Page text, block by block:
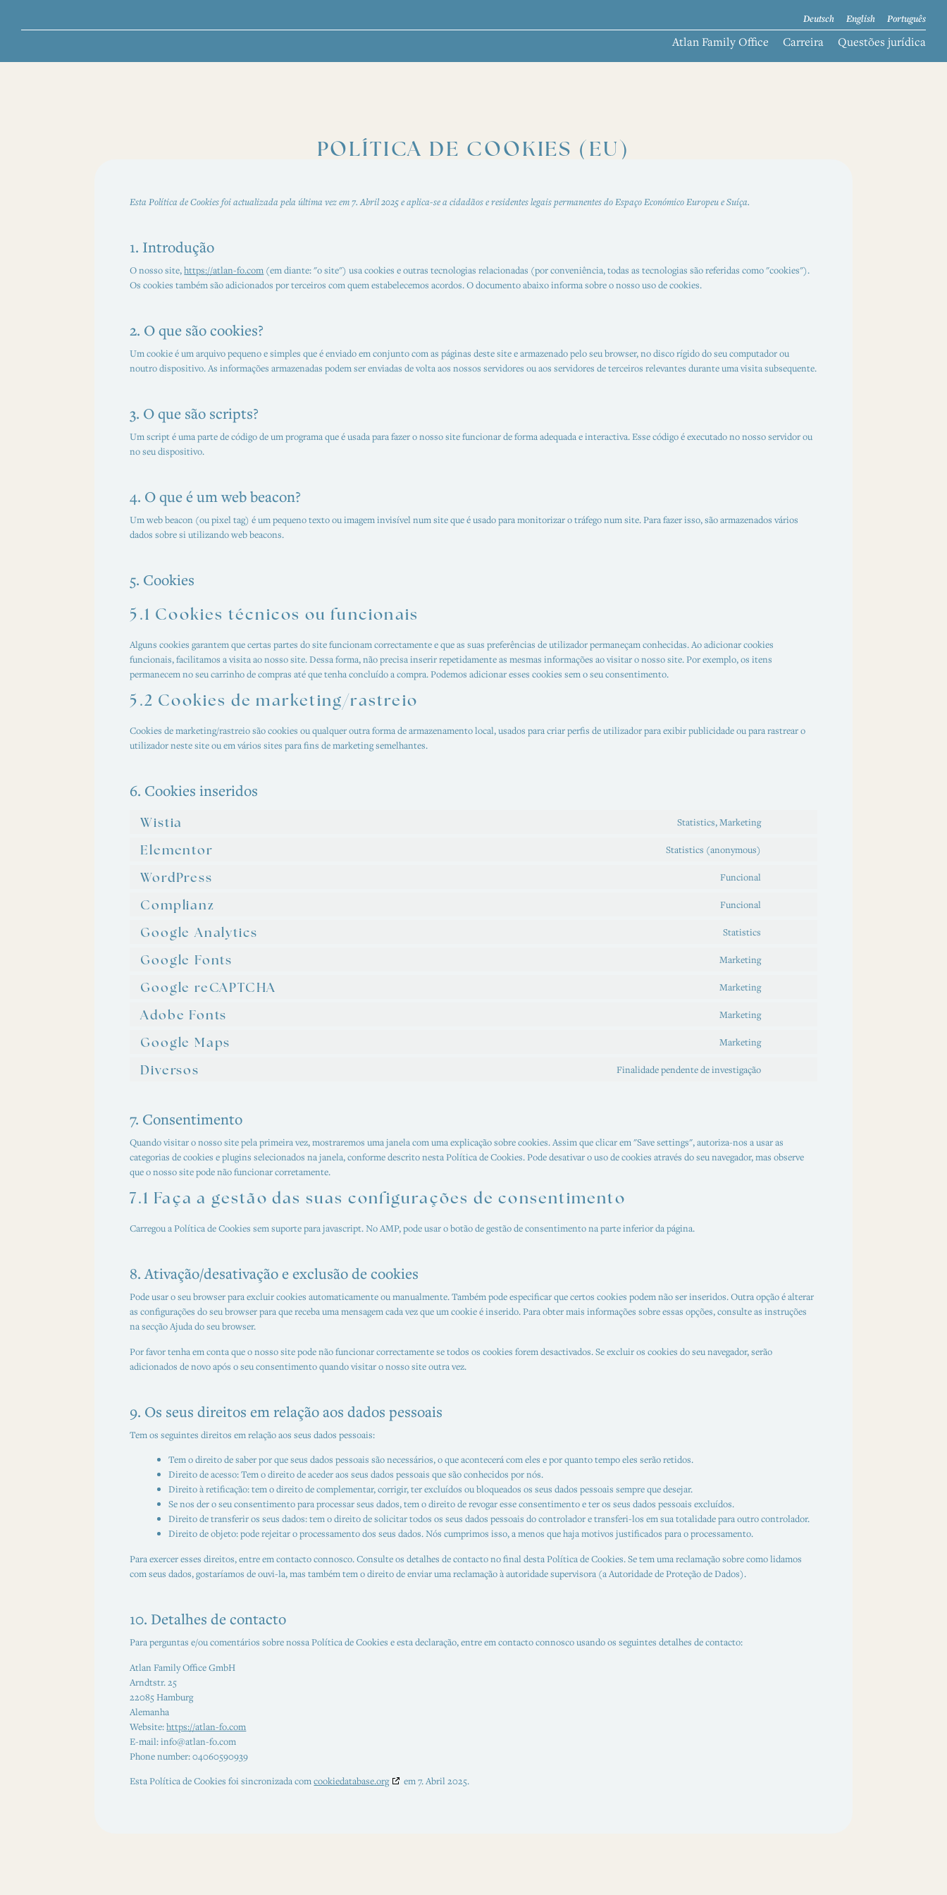
Deutsch English Português
Atlan Family Office Carreira Questões jurídica
POLÍTICA DE COOKIES (EU)
Esta Política de Cookies foi actualizada pela última vez em 7. Abril 2025 e aplica-se a cidadãos e residentes legais permanentes do Espaço Económico Europeu e Suíça.
1. Introdução
O nosso site,https://atlan-fo.com (em diante: "o site") usa cookies e outras tecnologias relacionadas (por conveniência, todas as tecnologias são referidas como "cookies").
Os cookies também são adicionados por terceiros com quem estabelecemos acordos. O documento abaixo informa sobre o nosso uso de cookies.
2. O que são cookies?
Um cookie é um arquivo pequeno e simples que é enviado em conjunto com as páginas deste site e armazenado pelo seu browser, no disco rígido do seu computador ou
noutro dispositivo. As informações armazenadas podem ser enviadas de volta aos nossos servidores ou aos servidores de terceiros relevantes durante uma visita subsequente.
3. O que são scripts?
Um script é uma parte de código de um programa que é usada para fazer o nosso site funcionar de forma adequada e interactiva. Esse código é executado no nosso servidor ou
no seu dispositivo.
4. O que é um web beacon?
Um web beacon (ou pixel tag) é um pequeno texto ou imagem invisível num site que é usado para monitorizar o tráfego num site. Para fazer isso, são armazenados vários
dados sobre si utilizando web beacons.
5. Cookies
5.1 Cookies técnicos ou funcionais
Alguns cookies garantem que certas partes do site funcionam correctamente e que as suas preferências de utilizador permaneçam conhecidas. Ao adicionar cookies
funcionais, facilitamos a visita ao nosso site. Dessa forma, não precisa inserir repetidamente as mesmas informações ao visitar o nosso site. Por exemplo, os itens
permanecem no seu carrinho de compras até que tenha concluído a compra. Podemos adicionar esses cookies sem o seu consentimento.
5.2 Cookies de marketing/rastreio
Cookies de marketing/rastreio são cookies ou qualquer outra forma de armazenamento local, usados para criar perfis de utilizador para exibir publicidade ou para rastrear o
utilizador neste site ou em vários sites para fins de marketing semelhantes.
6. Cookies inseridos
Wistia Statistics, Marketing
Elementor Statistics (anonymous)
WordPress Funcional
Complianz Funcional
Google Analytics Statistics
Google Fonts Marketing
Google reCAPTCHA Marketing
Adobe Fonts Marketing
Google Maps Marketing
Diversos Finalidade pendente de investigação
7. Consentimento
Quando visitar o nosso site pela primeira vez, mostraremos uma janela com uma explicação sobre cookies. Assim que clicar em "Save settings", autoriza-nos a usar as
categorias de cookies e plugins selecionados na janela, conforme descrito nesta Política de Cookies. Pode desativar o uso de cookies através do seu navegador, mas observe
que o nosso site pode não funcionar corretamente.
7.1 Faça a gestão das suas configurações de consentimento
Carregou a Política de Cookies sem suporte para javascript. No AMP, pode usar o botão de gestão de consentimento na parte inferior da página.
8. Ativação/desativação e exclusão de cookies
Pode usar o seu browser para excluir cookies automaticamente ou manualmente. Também pode especificar que certos cookies podem não ser inseridos. Outra opção é alterar
as configurações do seu browser para que receba uma mensagem cada vez que um cookie é inserido. Para obter mais informações sobre essas opções, consulte as instruções
na secção Ajuda do seu browser.
Por favor tenha em conta que o nosso site pode não funcionar correctamente se todos os cookies forem desactivados. Se excluir os cookies do seu navegador, serão
adicionados de novo após o seu consentimento quando visitar o nosso site outra vez.
9. Os seus direitos em relação aos dados pessoais
Tem os seguintes direitos em relação aos seus dados pessoais:
Tem o direito de saber por que seus dados pessoais são necessários, o que acontecerá com eles e por quanto tempo eles serão retidos.
Direito de acesso: Tem o direito de aceder aos seus dados pessoais que são conhecidos por nós.
Direito à retificação: tem o direito de complementar, corrigir, ter excluídos ou bloqueados os seus dados pessoais sempre que desejar.
Se nos der o seu consentimento para processar seus dados, tem o direito de revogar esse consentimento e ter os seus dados pessoais excluídos.
Direito de transferir os seus dados: tem o direito de solicitar todos os seus dados pessoais do controlador e transferi-los em sua totalidade para outro controlador.
Direito de objeto: pode rejeitar o processamento dos seus dados. Nós cumprimos isso, a menos que haja motivos justificados para o processamento.
Para exercer esses direitos, entre em contacto connosco. Consulte os detalhes de contacto no final desta Política de Cookies. Se tem uma reclamação sobre como lidamos
com seus dados, gostaríamos de ouvi-la, mas também tem o direito de enviar uma reclamação à autoridade supervisora (a Autoridade de Proteção de Dados).
10. Detalhes de contacto
Para perguntas e/ou comentários sobre nossa Política de Cookies e esta declaração, entre em contacto connosco usando os seguintes detalhes de contacto:
Atlan Family Office GmbH
Arndtstr. 25
22085 Hamburg
Alemanha
Website:https://atlan-fo.com
E-mail:info@atlan-fo.com
Phone number: 04060590939
Esta Política de Cookies foi sincronizada comcookiedatabase.org em 7. Abril 2025.